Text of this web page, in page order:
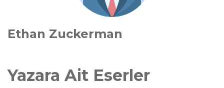
Ethan Zuckerman
Yazara Ait Eserler